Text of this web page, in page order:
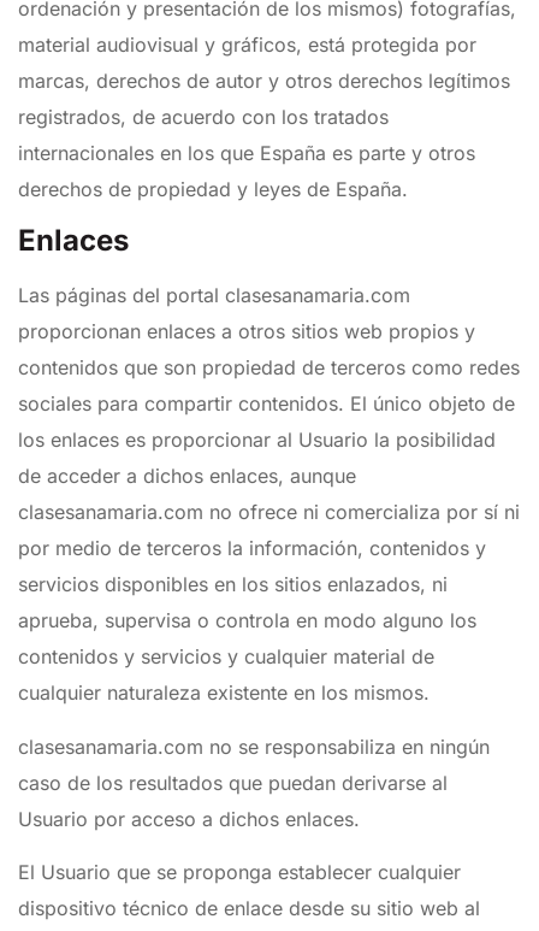
ordenación y presentación de los mismos) fotografías,
material audiovisual y gráficos, está protegida por
marcas, derechos de autor y otros derechos legítimos
registrados, de acuerdo con los tratados
internacionales en los que España es parte y otros
derechos de propiedad y leyes de España.
Enlaces
Las páginas del portal clasesanamaria.com
proporcionan enlaces a otros sitios web propios y
contenidos que son propiedad de terceros como redes
sociales para compartir contenidos. El único objeto de
los enlaces es proporcionar al Usuario la posibilidad
de acceder a dichos enlaces, aunque
clasesanamaria.com no ofrece ni comercializa por sí ni
por medio de terceros la información, contenidos y
servicios disponibles en los sitios enlazados, ni
aprueba, supervisa o controla en modo alguno los
contenidos y servicios y cualquier material de
cualquier naturaleza existente en los mismos.
clasesanamaria.com no se responsabiliza en ningún
caso de los resultados que puedan derivarse al
Usuario por acceso a dichos enlaces.
El Usuario que se proponga establecer cualquier
dispositivo técnico de enlace desde su sitio web al